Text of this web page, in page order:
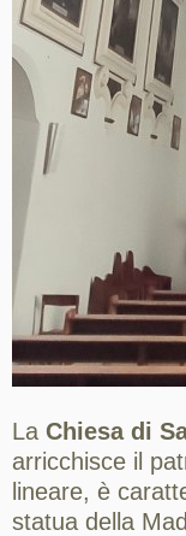
La Chiesa di
arricchisce il
lineare, è
statua della